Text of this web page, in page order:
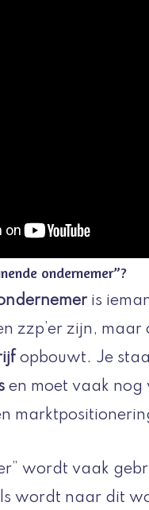
ondernemer”?
is
zzp’er zijn, maar
opbouwt. Je
en moet vaak nog
wordt vaak
wordt naar dit